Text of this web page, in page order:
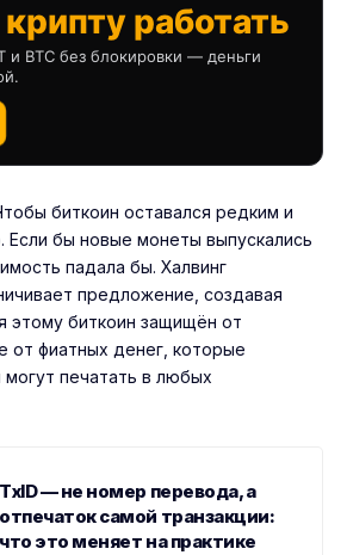
работать
и BTC без блокировки — деньги
биткоин оставался редким и
Если бы новые монеты выпускались
падала бы. Халвинг
предложение, создавая
этому биткоин защищён от
от фиатных денег, которые
печатать в любых
TxID — не номер перевода, а
отпечаток самой транзакции:
что это меняет на практике